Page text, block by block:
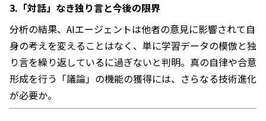
3.「対話」なき独り言と今後の限界
分析の結果、AIエージェントは他者の意見に影響されて自
身の考えを変えることはなく、単に学習データの模倣と独
り言を繰り返しているに過ぎないと判明。真の自律や合意
形成を行う「議論」の機能の獲得には、さらなる技術進化
が必要か。